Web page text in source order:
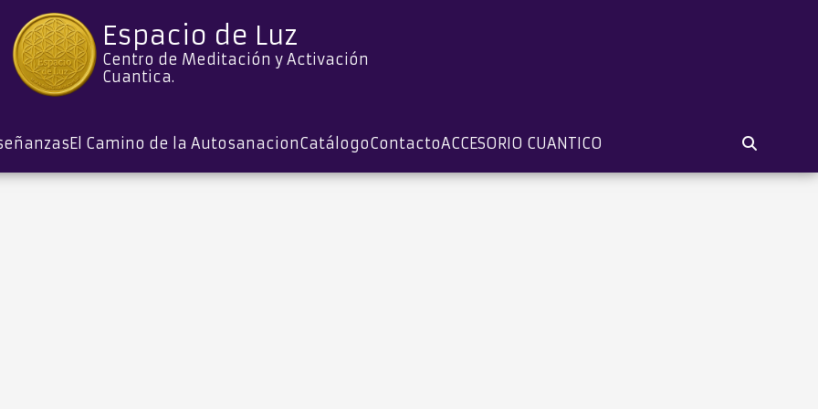
Espacio de Luz
Centro de Meditación y Activación
Cuantica.
El Camino de la AutosanacionCatálogoContactoACCESORIO CUANTICO